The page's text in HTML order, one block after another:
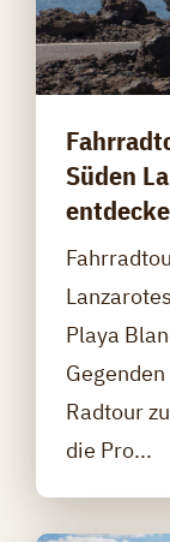
Süden
Playa
Radtour
die Pro...